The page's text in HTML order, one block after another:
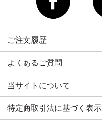
ご注文履歴
よくあるご質問
当サイトについて
特定商取引法に基づく表示